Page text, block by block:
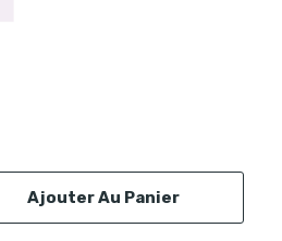
Ajouter Au Panier